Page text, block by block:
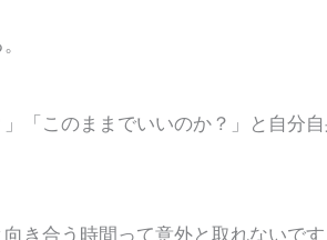
「このままでいいのか？」と自分
き合う時間って意外と取れないです